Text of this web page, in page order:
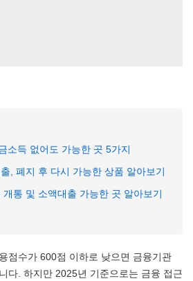
소득 없어도 가능한 곳 5가지
, 폐지 후 다시 가능한 상품 알아보기
통 및 소액대출 가능한 곳 알아보기
점수가 600점 이하로 낮으면 금융기관
다. 하지만 2025년 기준으로는 금융 접근